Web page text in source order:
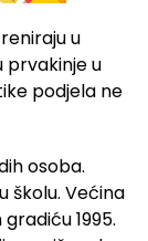
u
prvakinje u
podjela ne
osoba.
školu. Većina
1995.